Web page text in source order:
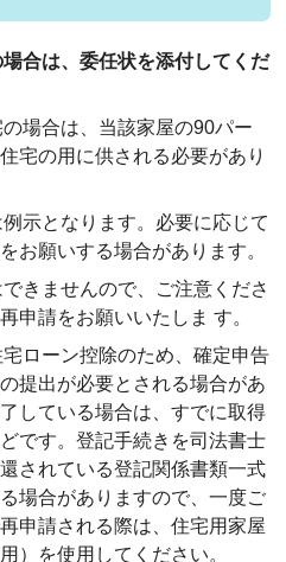
合は、委任状を添付してくだ
場合は、当該家屋の90パー
宅の用に供される必要があり
示となります。必要に応じて
お願いする場合があります。
きませんので、ご注意くださ
申請をお願いいたしま す。
ローン控除のため、確定申告
提出が必要とされる場合があ
している場合は、すでに取得
です。登記手続きを司法書士
されている登記関係書類一式
場合がありますので、一度ご
申請される際は、住宅用家屋
）を使用してください。